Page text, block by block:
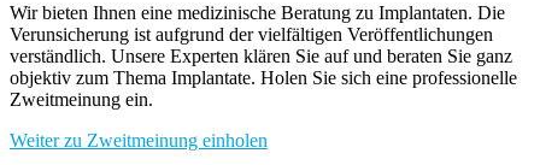
Wir bieten Ihnen eine medizinische Beratung zu Implantaten. Die
Verunsicherung ist aufgrund der vielfältigen Veröffentlichungen
verständlich. Unsere Experten klären Sie auf und beraten Sie ganz
objektiv zum Thema Implantate. Holen Sie sich eine professionelle
Zweitmeinung ein.
Weiter zu Zweitmeinung einholen